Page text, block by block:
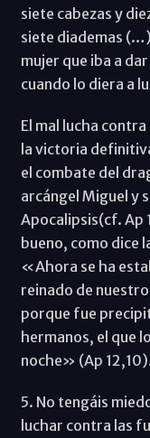
siete cabezas y
siete diademas
mujer que iba a
cuando lo diera a
El mal lucha
la victoria
el combate del
arcángel Miguel y
Apocalipsis(cf. Ap
bueno, como dice
«Ahora se ha
reinado de
porque fue
hermanos, el que
noche» (Ap
5. No tengáis
luchar contra las